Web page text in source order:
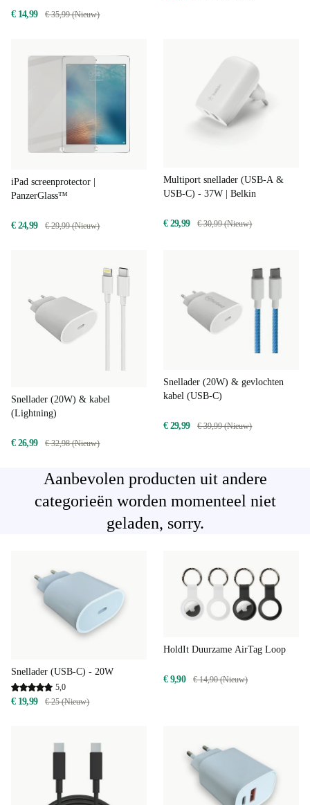
€ 14,99 € 35,99 (Nieuw)
iPad screenprotector |
PanzerGlass™
€ 24,99 € 29,99 (Nieuw)
Multiport snellader (USB-A &
USB-C) - 37W | Belkin
€ 29,99 € 30,99 (Nieuw)
Snellader (20W) & kabel
(Lightning)
€ 26,99 € 32,98 (Nieuw)
Snellader (20W) & gevlochten
kabel (USB-C)
€ 29,99 € 39,99 (Nieuw)
Aanbevolen producten uit andere
categorieën worden momenteel niet
geladen, sorry.
Snellader (USB-C) - 20W
5,0
€ 19,99 € 25 (Nieuw)
HoldIt Duurzame AirTag Loop
€ 9,90 € 14,90 (Nieuw)